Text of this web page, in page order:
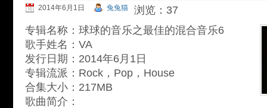
2014年6月1日 兔兔猫
浏览：37
专辑名称：球球的音乐之最佳的混合音乐6
歌手姓名：VA
发行日期：2014年6月1日
专辑流派：Rock，Pop，House
合集大小：217MB
歌曲简介：